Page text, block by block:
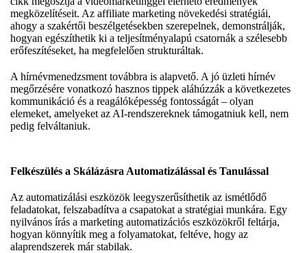
megközelítéseit. Az affiliate marketing növekedési stratégiái,
ahogy a szakértői beszélgetésekben szerepelnek, demonstrálják,
hogyan egészíthetik ki a teljesítményalapú csatornák a szélesebb
erőfeszítéseket, ha megfelelően strukturáltak.
A hírnévmenedzsment továbbra is alapvető. A jó üzleti hírnév
megőrzésére vonatkozó hasznos tippek aláhúzzák a következetes
kommunikáció és a reagálóképesség fontosságát – olyan
elemeket, amelyeket az AI-rendszereknek támogatniuk kell, nem
pedig felváltaniuk.
Felkészülés a Skálázásra Automatizálással és Tanulással
Az automatizálási eszközök leegyszerűsíthetik az ismétlődő
feladatokat, felszabadítva a csapatokat a stratégiai munkára. Egy
nyilvános írás a marketing automatizációs eszközökről feltárja,
hogyan könnyítik meg a folyamatokat, feltéve, hogy az
alaprendszerek már stabilak.